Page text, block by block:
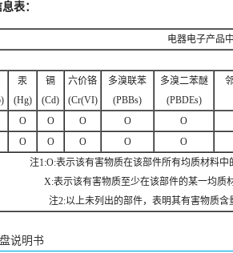
表：
电器电子产品
汞
(Hg)
镉
(Cd)
六价铬
(Cr(VI)
多溴联苯
(PBBs)
多溴二苯醚
(PBDEs)
O O O O O
O O O O O
注1:O:表示该有害物质在该部件所有均质材料
X:表示该有害物质至少在该部件的某一均质
注2:以上未列出的部件，表明其有害物质含
说明书